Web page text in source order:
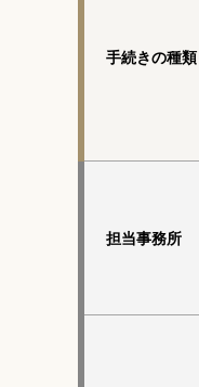
手続きの種類
担当事務所